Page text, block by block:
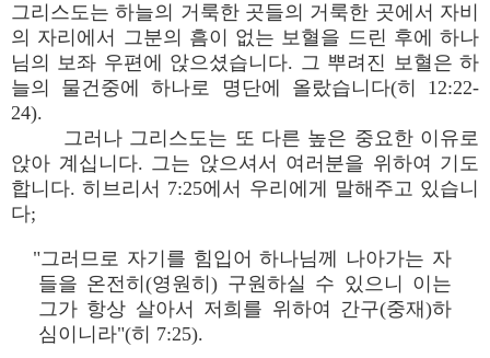
그리스도는 하늘의 거룩한 곳들의 거룩한 곳에서 자비
의 자리에서 그분의 흠이 없는 보혈을 드린 후에 하나
님의 보좌 우편에 앉으셨습니다. 그 뿌려진 보혈은 하
늘의 물건중에 하나로 명단에 올랐습니다(히 12:22-
24).
그러나 그리스도는 또 다른 높은 중요한 이유로
앉아 계십니다. 그는 앉으셔서 여러분을 위하여 기도
합니다. 히브리서 7:25에서 우리에게 말해주고 있습니
다;
"그러므로 자기를 힘입어 하나님께 나아가는 자
들을 온전히(영원히) 구원하실 수 있으니 이는
그가 항상 살아서 저희를 위하여 간구(중재)하
심이니라"(히 7:25).